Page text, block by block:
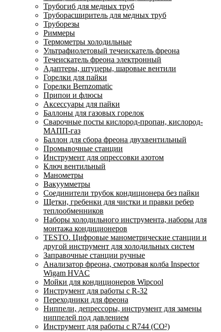
Трубогиб для медных труб
Труборасширитель для медных труб
Труборезы
Риммеры
Термометры холодильные
Ультрафиолетовый течеискатель фреона
Течеискатель фреона электронный
Адаптеры, штуцеры, шаровые вентили
Горелки для пайки
Горелки Bernzomatic
Припои и флюсы
Аксессуары для пайки
Баллоны для газовых горелок
Сварочные посты кислород-пропан, кислород-
МАПП-газ
Баллон для сбора фреона двухвентильный
Промывочные станции
Инструмент для опрессовки азотом
Ключ вентильный
Манометры
Вакуумметры
Соединители трубок кондиционера без пайки
Щетки, гребенки для чистки и правки ребер
теплообменников
Наборы холодильного инструмента, наборы для
монтажа кондиционеров
TESTO. Цифровые манометрические станции и
другой инструмент для холодильных систем
Заправочные станции ручные
Анализатор фреона, смотровая колба Inspector
Wigam HVAC
Мойки для кондиционеров Wipcool
Инструмент для работы с R-32
Переходники для фреона
Ниппели, депрессоры, инструмент для замены
ниппелей под давлением
Инструмент для работы с R744 (CO²)